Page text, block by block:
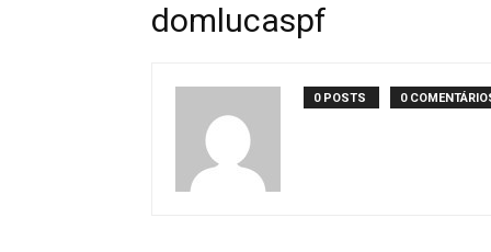
domlucaspf
0 POSTS 0